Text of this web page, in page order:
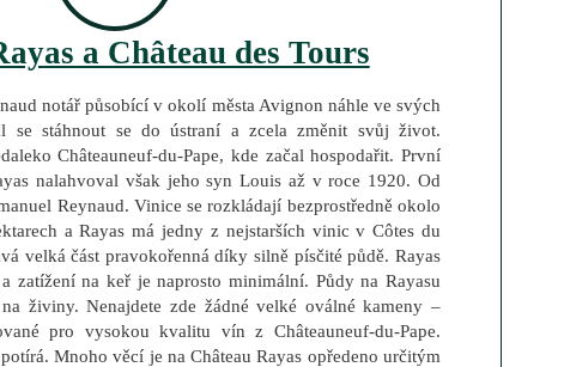
a Château des Tours
notář působící v okolí města Avignon náhle ve svých
se stáhnout se do ústraní a zcela změnit svůj život.
Châteauneuf-du-Pape, kde začal hospodařit. První
nalahvoval však jeho syn Louis až v roce 1920. Od
Reynaud. Vinice se rozkládají bezprostředně okolo
a Rayas má jedny z nejstarších vinic v Côtes du
velká část pravokořenná díky silně písčité půdě. Rayas
zatížení na keř je naprosto minimální. Půdy na Rayasu
živiny. Nenajdete zde žádné velké oválné kameny –
pro vysokou kvalitu vín z Châteauneuf-du-Pape.
Mnoho věcí je na Château Rayas opředeno určitým